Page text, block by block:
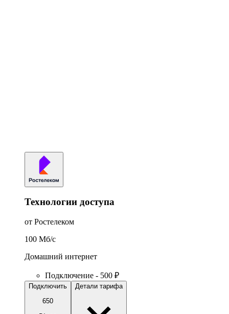
Технологии доступа
от Ростелеком
100 Мб/c
Домашний интернет
Подключение - 500 ₽
Подключить
650
Детали тарифа